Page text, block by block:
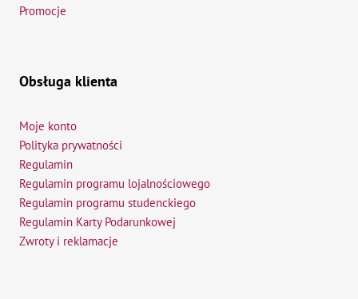
Promocje
Obsługa klienta
Moje konto
Polityka prywatności
Regulamin
Regulamin programu lojalnościowego
Regulamin programu studenckiego
Regulamin Karty Podarunkowej
Zwroty i reklamacje